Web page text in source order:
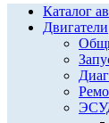
Каталог
Двигатели